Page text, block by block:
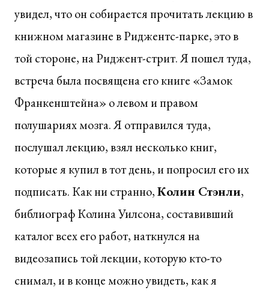
увидел, что он собирается прочитать лекцию в
книжном магазине в Риджентс-парке, это в
той стороне, на Риджент-стрит. Я пошел туда,
встреча была посвящена его книге «Замок
Франкенштейна» о левом и правом
полушариях мозга. Я отправился туда,
послушал лекцию, взял несколько книг,
которые я купил в тот день, и попросил его их
подписать. Как ни странно,Колин Стэнли,
библиограф Колина Уилсона, составивший
каталог всех его работ, наткнулся на
видеозапись той лекции, которую кто-то
снимал, и в конце можно увидеть, как я